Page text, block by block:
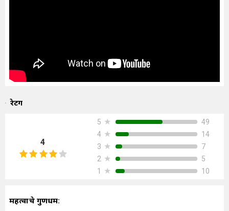
रेटिंग
4
5 ★
49
4 ★
14
3 ★
7
2 ★
5
1
★ 10
महत्वाचे गुणधर्म: